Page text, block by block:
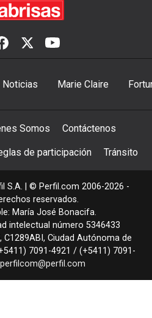
Noticias Marie Claire
Somos Contáctenos
de participación Tránsito
S.A. | © Perfil.com 2006-2026 -
reservados.
María José Bonacifa.
intelectual número 5346433
, C1289ABI , Ciudad Autónoma de
7091-4921 / (+5411) 7091-
perfilcom@perfil.com